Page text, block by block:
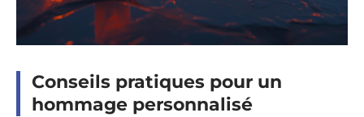
Conseils pratiques pour un
hommage personnalisé